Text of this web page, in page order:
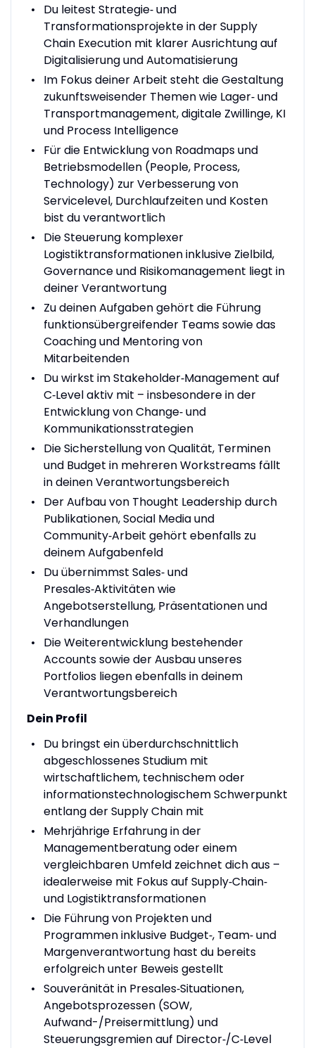
Du leitest Strategie‑ und
Transformationsprojekte in der Supply
Chain Execution mit klarer Ausrichtung auf
Digitalisierung und Automatisierung
Im Fokus deiner Arbeit steht die Gestaltung
zukunftsweisender Themen wie Lager‑ und
Transportmanagement, digitale Zwillinge, KI
und Process Intelligence
Für die Entwicklung von Roadmaps und
Betriebsmodellen (People, Process,
Technology) zur Verbesserung von
Servicelevel, Durchlaufzeiten und Kosten
bist du verantwortlich
Die Steuerung komplexer
Logistiktransformationen inklusive Zielbild,
Governance und Risikomanagement liegt in
deiner Verantwortung
Zu deinen Aufgaben gehört die Führung
funktionsübergreifender Teams sowie das
Coaching und Mentoring von
Mitarbeitenden
Du wirkst im Stakeholder‑Management auf
C‑Level aktiv mit – insbesondere in der
Entwicklung von Change‑ und
Kommunikationsstrategien
Die Sicherstellung von Qualität, Terminen
und Budget in mehreren Workstreams fällt
in deinen Verantwortungsbereich
Der Aufbau von Thought Leadership durch
Publikationen, Social Media und
Community‑Arbeit gehört ebenfalls zu
deinem Aufgabenfeld
Du übernimmst Sales‑ und
Presales‑Aktivitäten wie
Angebotserstellung, Präsentationen und
Verhandlungen
Die Weiterentwicklung bestehender
Accounts sowie der Ausbau unseres
Portfolios liegen ebenfalls in deinem
Verantwortungsbereich
Dein Profil
Du bringst ein überdurchschnittlich
abgeschlossenes Studium mit
wirtschaftlichem, technischem oder
informationstechnologischem Schwerpunkt
entlang der Supply Chain mit
Mehrjährige Erfahrung in der
Managementberatung oder einem
vergleichbaren Umfeld zeichnet dich aus –
idealerweise mit Fokus auf Supply‑Chain‑
und Logistiktransformationen
Die Führung von Projekten und
Programmen inklusive Budget‑, Team‑ und
Margenverantwortung hast du bereits
erfolgreich unter Beweis gestellt
Souveränität in Presales‑Situationen,
Angebotsprozessen (SOW,
Aufwand-/Preisermittlung) und
Steuerungsgremien auf Director‑/C‑Level